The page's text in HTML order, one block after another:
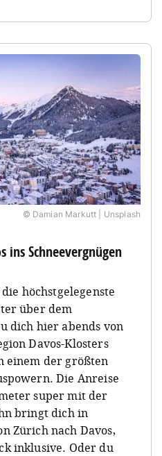
© Damian Markutt | Unsplash
ins Schneevergnügen
höchstgelegenste
über dem
dich hier abends von
Davos-Klosters
einem der größten
Die Anreise
super mit der
bringt dich in
Zürich nach Davos,
inklusive. Oder du